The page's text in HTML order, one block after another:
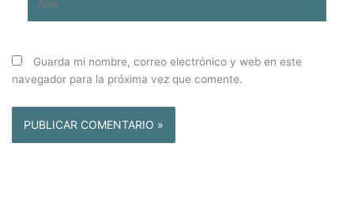
Guarda mi nombre, correo electrónico y web en este
navegador para la próxima vez que comente.